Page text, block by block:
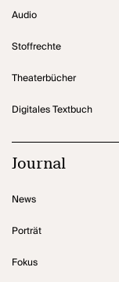
Audio
Stoffrechte
Theaterbücher
Digitales Textbuch
Journal
News
Porträt
Fokus